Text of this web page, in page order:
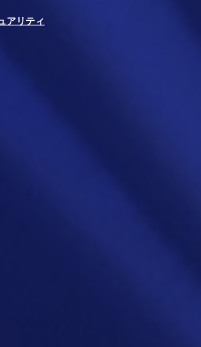
アリティ